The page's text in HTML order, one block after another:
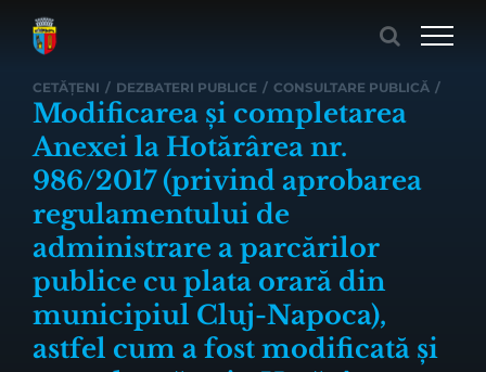
CETĂȚENI / DEZBATERI PUBLICE / CONSULTARE PUBLICĂ /
Modificarea și completarea
Anexei la Hotărârea nr.
986/2017 (privind aprobarea
regulamentului de
administrare a parcărilor
publice cu plata orară din
municipiul Cluj-Napoca),
astfel cum a fost modificată și